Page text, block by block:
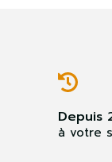
Depuis
à votre